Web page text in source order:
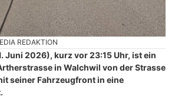
REDAKTION
Juni 2026), kurz vor 23:15 Uhr, ist ein
in Walchwil von der Strasse
seiner Fahrzeugfront in eine